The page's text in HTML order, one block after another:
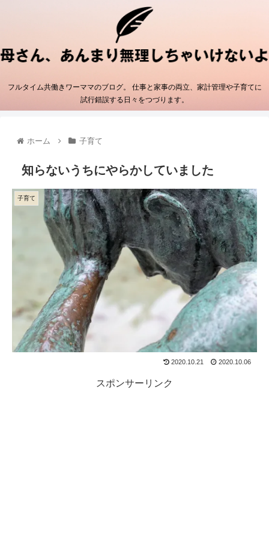
フルタイム共働きワーママのブログ。 仕事と家事の両立、家計管理や子育てに
試行錯誤する日々をつづります。
ホーム 子育て
知らないうちにやらかしていました
子育て
2020.10.21 2020.10.06
スポンサーリンク